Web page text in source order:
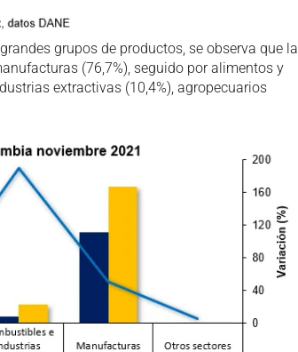
grupos de productos, se observa que la
(76,7%), seguido por alimentos y
extractivas (10,4%), agropecuarios